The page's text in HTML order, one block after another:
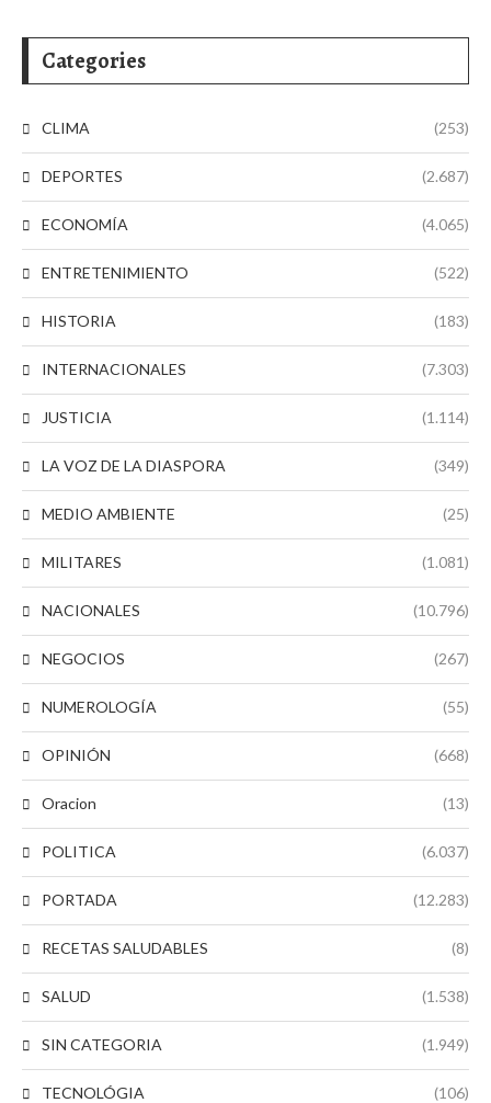
Categories
CLIMA (253)
DEPORTES (2.687)
ECONOMÍA (4.065)
ENTRETENIMIENTO (522)
HISTORIA (183)
INTERNACIONALES (7.303)
JUSTICIA (1.114)
LA VOZ DE LA DIASPORA (349)
MEDIO AMBIENTE (25)
MILITARES (1.081)
NACIONALES (10.796)
NEGOCIOS (267)
NUMEROLOGÍA (55)
OPINIÓN (668)
Oracion (13)
POLITICA (6.037)
PORTADA (12.283)
RECETAS SALUDABLES (8)
SALUD (1.538)
SIN CATEGORIA (1.949)
TECNOLÓGIA (106)